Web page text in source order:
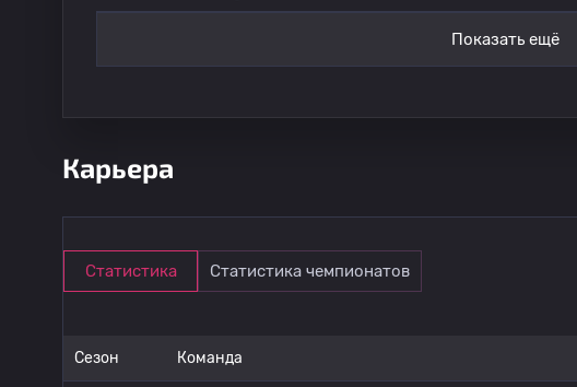
Показать ещё
Карьера
Статистика Статистика чемпионатов
Сезон Команда